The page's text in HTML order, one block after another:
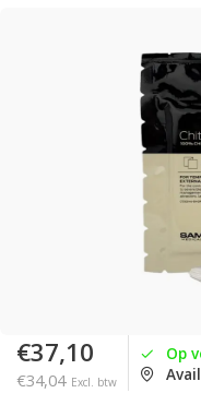
€37,10
€34,04 Excl. btw
Op